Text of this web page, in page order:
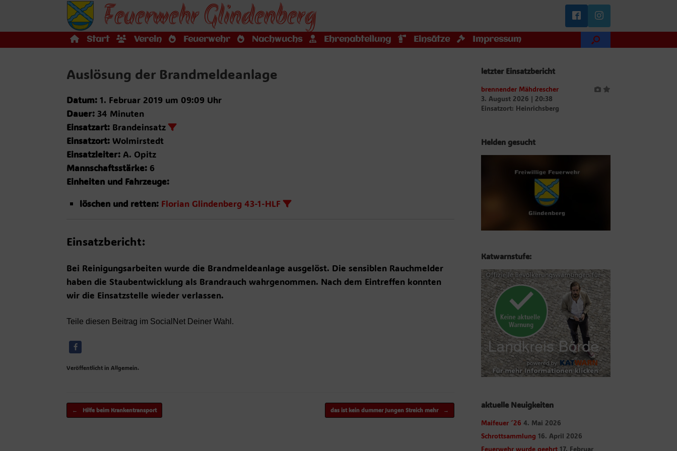
Feuerwehr Glindenberg
Start Verein Feuerwehr Nachwuchs Ehrenabteilung Einsätze Impressum
Auslösung der Brandmeldeanlage
Datum: 1. Februar 2019 um 09:09 Uhr
Dauer: 34 Minuten
Einsatzart: Brandeinsatz
Einsatzort: Wolmirstedt
Einsatzleiter: A. Opitz
Mannschaftsstärke: 6
Einheiten und Fahrzeuge:
löschen und retten: Florian Glindenberg 43-1-HLF
Einsatzbericht:
Bei Reinigungsarbeiten wurde die Brandmeldeanlage ausgelöst. Die sensiblen Rauchmelder
haben die Staubentwicklung als Brandrauch wahrgenommen. Nach dem Eintreffen konnten
wir die Einsatzstelle wieder verlassen.
Teile diesen Beitrag im SocialNet Deiner Wahl.
Veröffentlicht in Allgemein.
Beitragsnavigation
← Hilfe beim Krankentransport das ist kein dummer Jungen Streich mehr →
letzter Einsatzbericht
brennender Mähdrescher
3. August 2026 | 20:38
Einsatzort: Heinrichsberg
Helden gesucht
Katwarnstufe:
aktuelle Neuigkeiten
Maifeuer ´26 4. Mai 2026
Schrottsammlung 16. April 2026
Feuerwehr wurde geehrt 17. Februar